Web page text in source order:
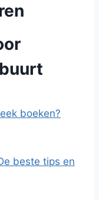
boeken?
beste tips en